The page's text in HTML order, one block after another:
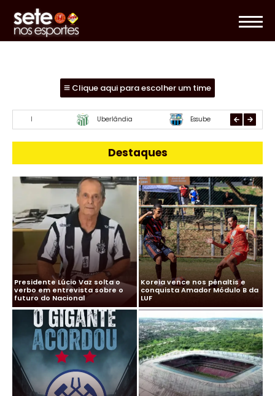
Clique aqui para escolher um time
Mamoré Paracatu
Destaques
Presidente Lúcio Vaz solta o
verbo em entrevista sobre o
futuro do Nacional
Koreia vence nos pênaltis e
conquista Amador Módulo B da
LUF